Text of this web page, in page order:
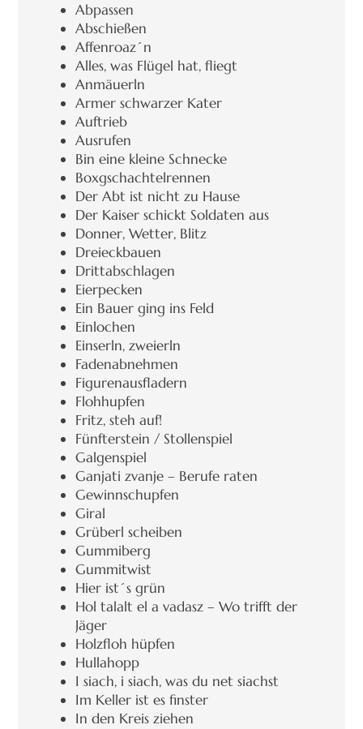
Abpassen
Abschießen
Affenroaz´n
Alles, was Flügel hat, fliegt
Anmäuerln
Armer schwarzer Kater
Auftrieb
Ausrufen
Bin eine kleine Schnecke
Boxgschachtelrennen
Der Abt ist nicht zu Hause
Der Kaiser schickt Soldaten aus
Donner, Wetter, Blitz
Dreieckbauen
Drittabschlagen
Eierpecken
Ein Bauer ging ins Feld
Einlochen
Einserln, zweierln
Fadenabnehmen
Figurenausfladern
Flohhupfen
Fritz, steh auf!
Fünfterstein / Stollenspiel
Galgenspiel
Ganjati zvanje – Berufe raten
Gewinnschupfen
Giral
Grüberl scheiben
Gummiberg
Gummitwist
Hier ist´s grün
Hol talalt el a vadasz – Wo trifft der
Jäger
Holzfloh hüpfen
Hullahopp
I siach, i siach, was du net siachst
Im Keller ist es finster
In den Kreis ziehen